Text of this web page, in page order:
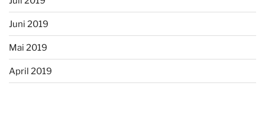
Juni 2019
Mai 2019
April 2019